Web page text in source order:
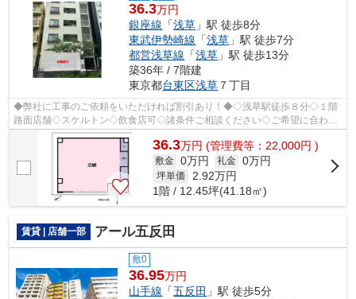
36.3万円
銀座線 「浅草 」駅 徒歩8分
東武伊勢崎線 「浅草 」駅 徒歩7分
都営浅草線 「浅草 」駅 徒歩13分
築36年 / 7階建
東京都台東区浅草 ７丁目
◆弊社に工事のご依頼をいただければ割引あり！◆◇浅草駅徒歩８分◇１階
路面店舗◇スケルトン◇飲食店可◇諸条件ご相談ください◇ご希望に合わせ
て物件のご提案が可能です◇お気軽にお問い合わ...
36.3万円 (管理費等：22,000円 )
敷金 0万円 礼金 0万円
坪単価 2.92万円
1階 / 12.45坪(41.18㎡)
賃貸 | 店舗一部 アール五反田
敷0
36.95万円
山手線 「五反田 」駅 徒歩5分